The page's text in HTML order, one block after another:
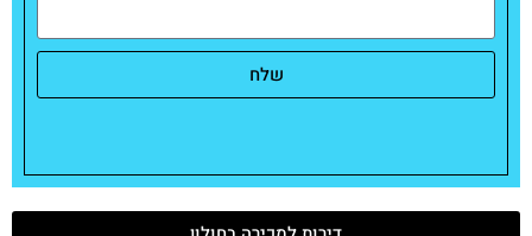
שלח